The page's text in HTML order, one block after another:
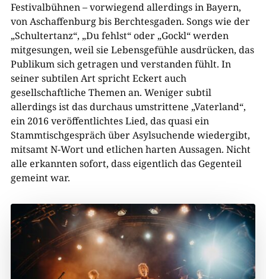
Festivalbühnen – vorwiegend allerdings in Bayern,
von Aschaffenburg bis Berchtesgaden. Songs wie der
„Schultertanz“, „Du fehlst“ oder „Gockl“ werden
mitgesungen, weil sie Lebensgefühle ausdrücken, das
Publikum sich getragen und verstanden fühlt. In
seiner subtilen Art spricht Eckert auch
gesellschaftliche Themen an. Weniger subtil
allerdings ist das durchaus umstrittene „Vaterland“,
ein 2016 veröffentlichtes Lied, das quasi ein
Stammtischgespräch über Asylsuchende wiedergibt,
mitsamt N-Wort und etlichen harten Aussagen. Nicht
alle erkannten sofort, dass eigentlich das Gegenteil
gemeint war.